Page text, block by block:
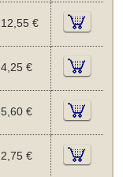
12,55 €
4,25 €
5,60 €
2,75 €